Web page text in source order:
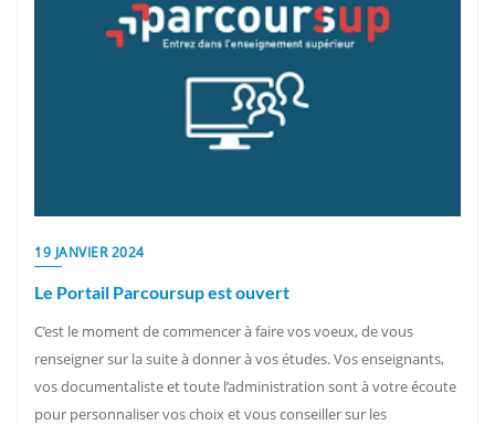
19 JANVIER 2024
Le Portail Parcoursup est ouvert
C’est le moment de commencer à faire vos voeux, de vous
renseigner sur la suite à donner à vos études. Vos enseignants,
vos documentaliste et toute l’administration sont à votre écoute
pour personnaliser vos choix et vous conseiller sur les